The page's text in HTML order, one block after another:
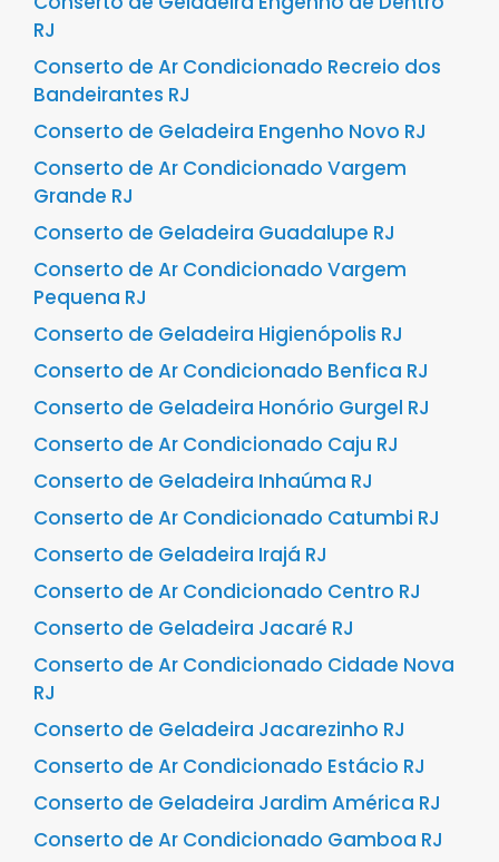
RJ
Conserto de Ar Condicionado Recreio dos
Bandeirantes RJ
Conserto de Geladeira Engenho Novo RJ
Conserto de Ar Condicionado Vargem
Grande RJ
Conserto de Geladeira Guadalupe RJ
Conserto de Ar Condicionado Vargem
Pequena RJ
Conserto de Geladeira Higienópolis RJ
Conserto de Ar Condicionado Benfica RJ
Conserto de Geladeira Honório Gurgel RJ
Conserto de Ar Condicionado Caju RJ
Conserto de Geladeira Inhaúma RJ
Conserto de Ar Condicionado Catumbi RJ
Conserto de Geladeira Irajá RJ
Conserto de Ar Condicionado Centro RJ
Conserto de Geladeira Jacaré RJ
Conserto de Ar Condicionado Cidade Nova
RJ
Conserto de Geladeira Jacarezinho RJ
Conserto de Ar Condicionado Estácio RJ
Conserto de Geladeira Jardim América RJ
Conserto de Ar Condicionado Gamboa RJ